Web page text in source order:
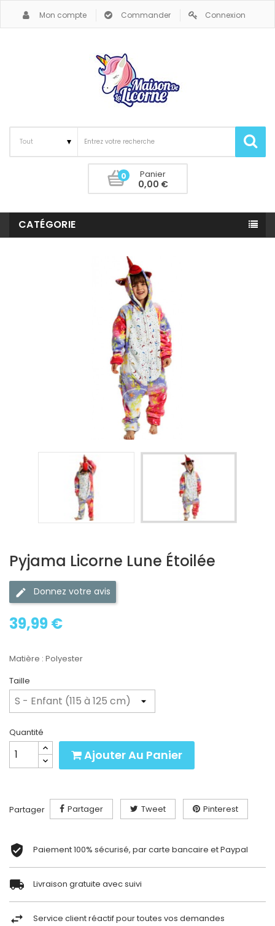
Mon compte Commander Connexion
Panier
0
0,00 €
CATÉGORIE
Pyjama Licorne Lune Étoilée
Donnez votre avis
39,99 €
Matière : Polyester
Taille
Quantité
Ajouter Au Panier
Partager Partager Tweet Pinterest
Paiement 100% sécurisé, par carte bancaire et Paypal
Livraison gratuite avec suivi
Service client réactif pour toutes vos demandes